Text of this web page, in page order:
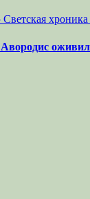
Светская хроника